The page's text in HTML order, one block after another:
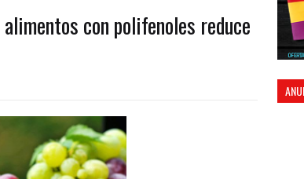
con polifenoles reduce